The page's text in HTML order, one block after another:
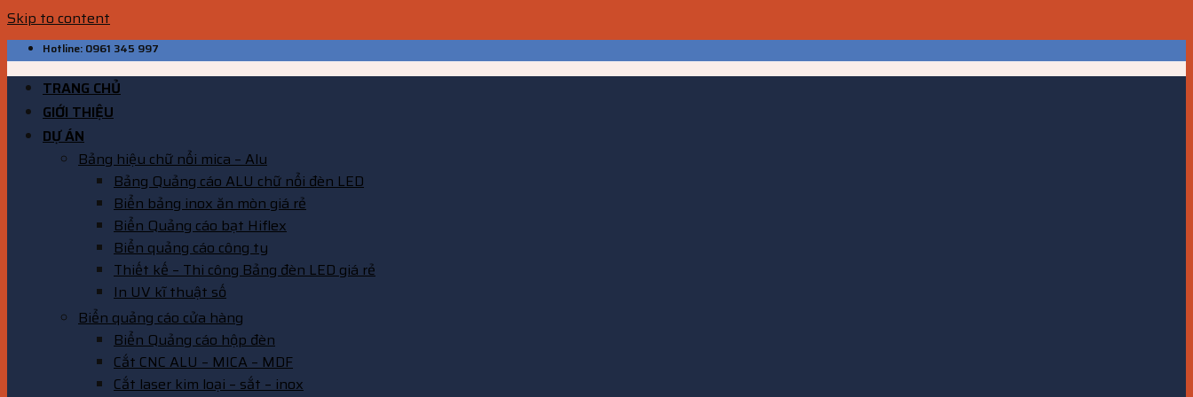
Skip to content
Hotline: 0961 345 997
TRANG CHỦ
GIỚI THIỆU
DỰ ÁN
Bảng hiệu chữ nổi mica – Alu
Bảng Quảng cáo ALU chữ nổi đèn LED
Biển bảng inox ăn mòn giá rẻ
Biển Quảng cáo bạt Hiflex
Biển quảng cáo công ty
Thiết kế – Thi công Bảng đèn LED giá rẻ
In UV kĩ thuật số
Biển quảng cáo cửa hàng
Biển Quảng cáo hộp đèn
Cắt CNC ALU – MICA – MDF
Cắt laser kim loại – sắt – inox